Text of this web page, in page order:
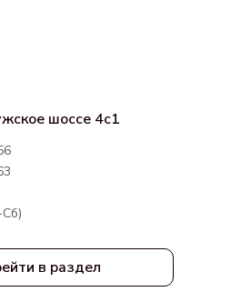
в раздел
шоссе 4с1